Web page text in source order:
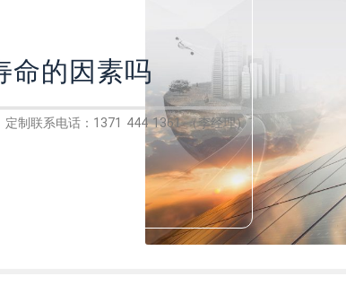
命的因素吗
制联系电话：1371 444 1361 （李经理）